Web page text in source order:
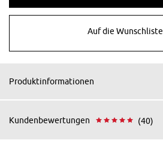
Auf die Wunschliste
Produktinformationen
Kundenbewertungen (40)